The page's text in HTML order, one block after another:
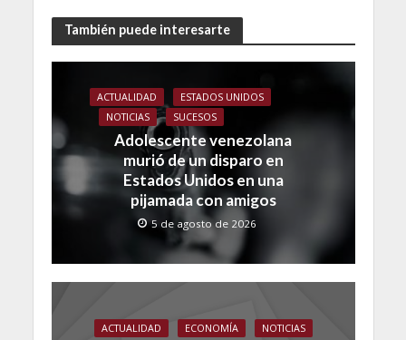
También puede interesarte
ACTUALIDAD
ESTADOS UNIDOS
NOTICIAS
SUCESOS
Adolescente venezolana
murió de un disparo en
Estados Unidos en una
pijamada con amigos
5 de agosto de 2026
ACTUALIDAD ECONOMÍA NOTICIAS